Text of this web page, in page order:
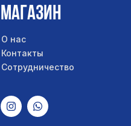
Магазин
О нас
Контакты
Сотрудничество